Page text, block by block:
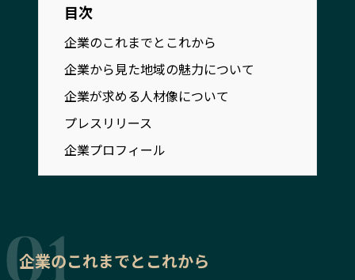
カテゴリから探す
特集コンテンツ
地域を代表する 企業100選
プレスリリース
行政連携記事
MILCプロジェクト
Localist
目次
企業のこれまでとこれから
企業から見た地域の魅力について
企業が求める人材像について
プレスリリース
企業プロフィール
企業のこれまでとこれから